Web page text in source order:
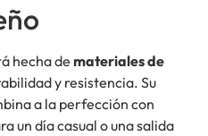
hecha de materiales de
y resistencia. Su
a la perfección con
un día casual o una salida